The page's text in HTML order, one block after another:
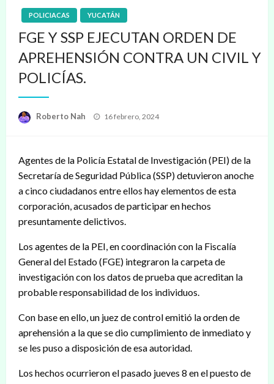
POLICIACAS YUCATÁN
FGE Y SSP EJECUTAN ORDEN DE
APREHENSIÓN CONTRA UN CIVIL Y
POLICÍAS.
Roberto Nah
Publicado
16 febrero, 2024
Agentes de la Policía Estatal de Investigación (PEI) de la
Secretaría de Seguridad Pública (SSP) detuvieron anoche
a cinco ciudadanos entre ellos hay elementos de esta
corporación, acusados de participar en hechos
presuntamente delictivos.
Los agentes de la PEI, en coordinación con la Fiscalía
General del Estado (FGE) integraron la carpeta de
investigación con los datos de prueba que acreditan la
probable responsabilidad de los individuos.
Con base en ello, un juez de control emitió la orden de
aprehensión a la que se dio cumplimiento de inmediato y
se les puso a disposición de esa autoridad.
Los hechos ocurrieron el pasado jueves 8 en el puesto de